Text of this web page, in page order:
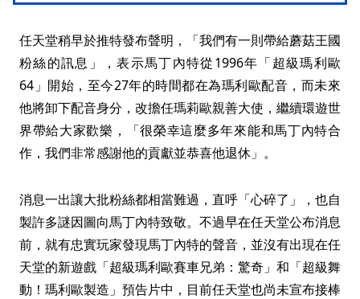
任天堂稍早於推特發布聲明，「我們有一則帶給蘑菇王國
粉絲的訊息」，表示馬丁內特從1996年「超級瑪利歐
64」開始，至今27年的時間都在為瑪利歐配音，而未來
他將卸下配音身分，改擔任瑪莉歐親善大使，繼續環遊世
界帶給大家歡樂，「很榮幸這麼多年來能和馬丁內特合
作，我們非常感謝他的貢獻並恭喜他退休」。
消息一出讓大批粉絲都相當難過，直呼「心碎了」，也自
製許多謎因圖向馬丁內特致敬。不過早在任天堂公布消息
前，就有忠實玩家發現馬丁內特的聲音，並沒有出現在任
天堂的新遊戲「超級瑪利歐賽車兄弟：驚奇」和「超級舞
動！瑪利歐製造」預告片中，目前任天堂也尚未宣布接棒